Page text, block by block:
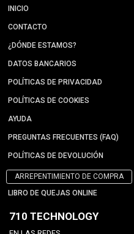
INICIO
CONTACTO
¿DÓNDE ESTAMOS?
DATOS BANCARIOS
POLÍTICAS DE PRIVACIDAD
POLÍTICAS DE COOKIES
AYUDA
PREGUNTAS FRECUENTES (FAQ)
POLÍTICAS DE DEVOLUCIÓN
ARREPENTIMIENTO DE COMPRA
LIBRO DE QUEJAS ONLINE
710 TECHNOLOGY